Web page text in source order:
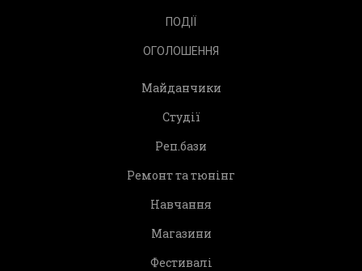
ПОДІЇ
ОГОЛОШЕННЯ
Майданчики
Студії
Реп.бази
Ремонт та тюнінг
Навчання
Магазини
Фестивалі